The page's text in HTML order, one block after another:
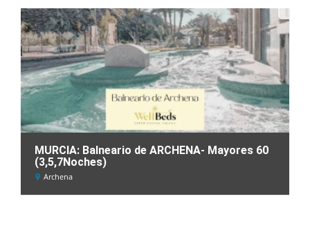
MURCIA: Balneario de ARCHENA- Mayores 60
(3,5,7Noches)
Archena